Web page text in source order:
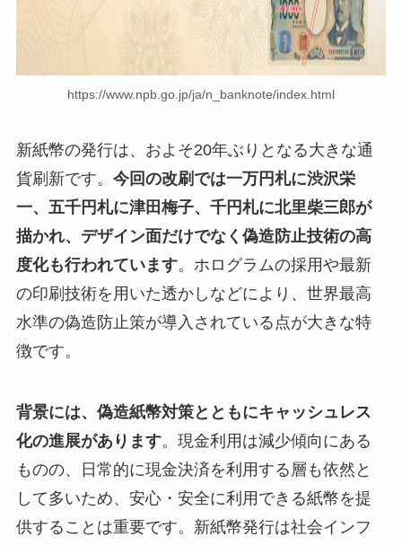
https://www.npb.go.jp/ja/n_banknote/index.html
新紙幣の発行は、およそ20年ぶりとなる大きな通
貨刷新です。 今回の改刷では一万円札に渋沢栄
一、五千円札に津田梅子、千円札に北里柴三郎が
描かれ、デザイン面だけでなく偽造防止技術の高
度化も行われています。ホログラムの採用や最新
の印刷技術を用いた透かしなどにより、世界最高
水準の偽造防止策が導入されている点が大きな特
徴です。
背景には、偽造紙幣対策とともにキャッシュレス
化の進展があります。現金利用は減少傾向にある
ものの、日常的に現金決済を利用する層も依然と
して多いため、安心・安全に利用できる紙幣を提
供することは重要です。新紙幣発行は社会インフ